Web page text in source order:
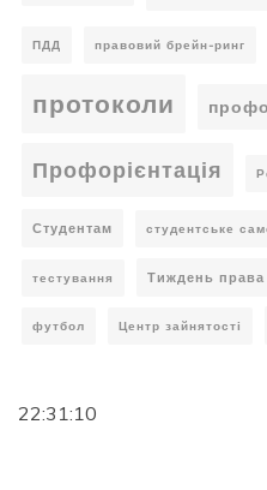
ПДД правовий брейн-ринг
протоколи
Профорієнтація
Студентам студентське
тестування Тиждень права
футбол Центр зайнятості
22:31:10